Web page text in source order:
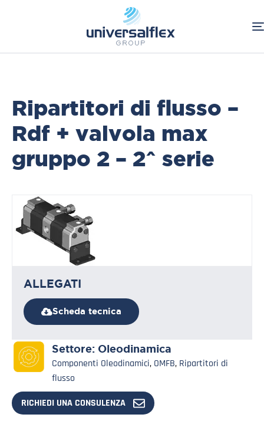
OMFB
Componenti Oleodinamici
Ripartitori di flusso –
Rdf + valvola max
gruppo 2 – 2^ serie
ALLEGATI
Scheda tecnica
Settore: Oleodinamica
Componenti Oleodinamici, OMFB, Ripartitori di
flusso
RICHIEDI UNA CONSULENZA